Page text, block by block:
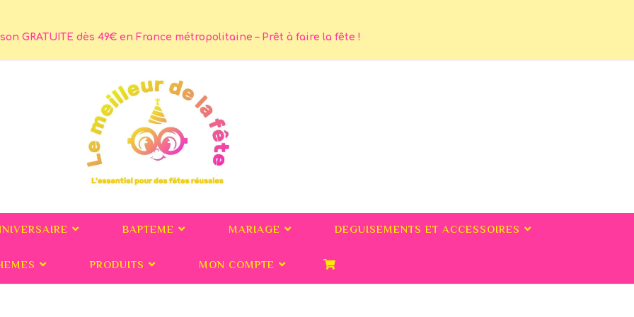
GRATUITE dès 49€ en France métropolitaine – Prêt à faire la fête !
BAPTEME MARIAGE DEGUISEMENTS ET ACCESSOIRES
PRODUITS MON COMPTE